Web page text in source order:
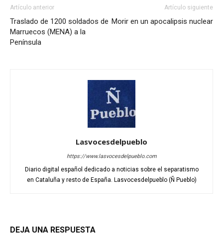
Artículo anterior
Traslado de 1200 soldados de
Marruecos (MENA) a la
Península
Artículo siguiente
Morir en un apocalipsis nuclear
Lasvocesdelpueblo
https://www.lasvocesdelpueblo.com
Diario digital español dedicado a noticias sobre el separatismo
en Cataluña y resto de España. Lasvocesdelpueblo (Ñ Pueblo)
DEJA UNA RESPUESTA